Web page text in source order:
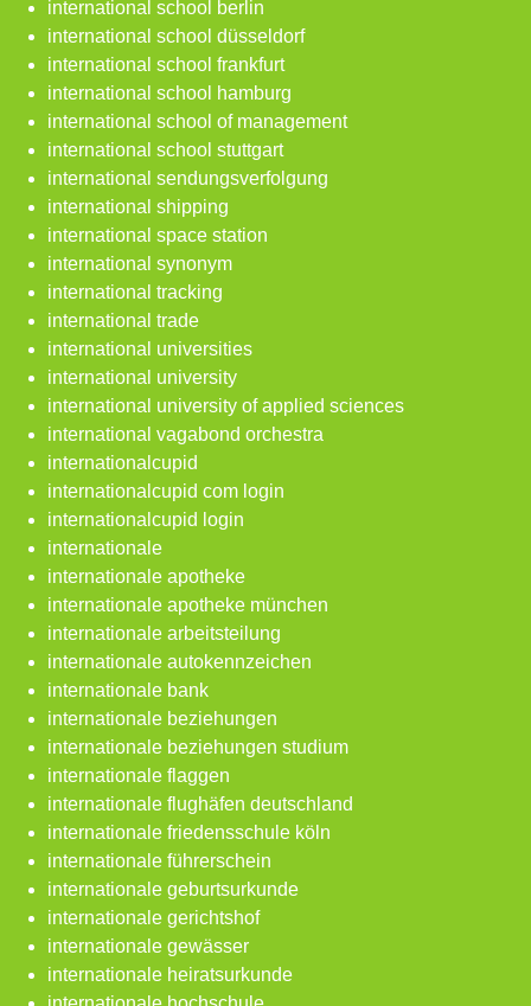
international school berlin
international school düsseldorf
international school frankfurt
international school hamburg
international school of management
international school stuttgart
international sendungsverfolgung
international shipping
international space station
international synonym
international tracking
international trade
international universities
international university
international university of applied sciences
international vagabond orchestra
internationalcupid
internationalcupid com login
internationalcupid login
internationale
internationale apotheke
internationale apotheke münchen
internationale arbeitsteilung
internationale autokennzeichen
internationale bank
internationale beziehungen
internationale beziehungen studium
internationale flaggen
internationale flughäfen deutschland
internationale friedensschule köln
internationale führerschein
internationale geburtsurkunde
internationale gerichtshof
internationale gewässer
internationale heiratsurkunde